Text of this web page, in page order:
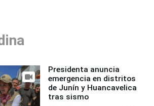
Presidenta anuncia
emergencia en distritos
de Junín y Huancavelica
tras sismo